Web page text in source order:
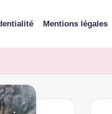
Mentions légales